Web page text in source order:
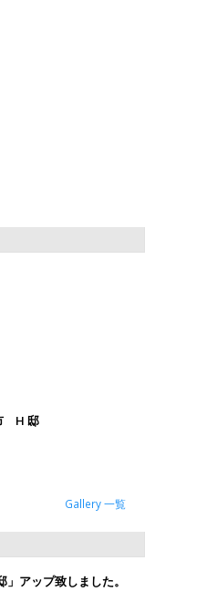
H 邸
Gallery 一覧
アップ致しました。